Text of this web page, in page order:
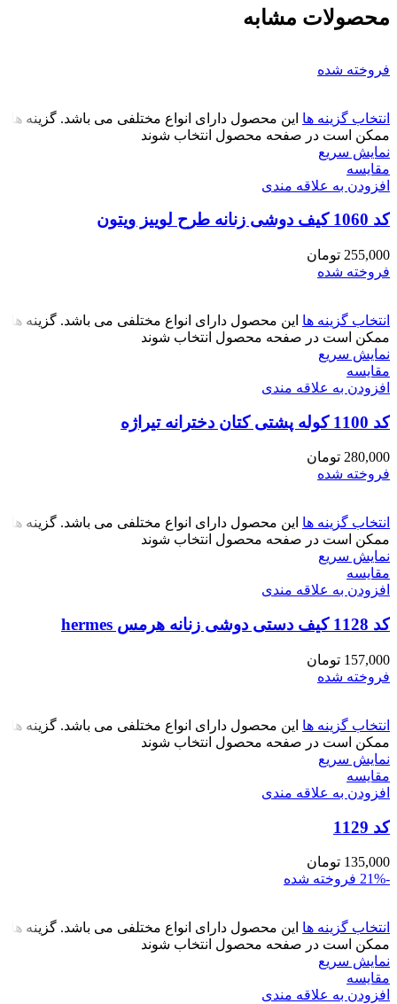
محصولات مشابه
فروخته شده
انتخاب گزینه ها این محصول دارای انواع مختلفی می باشد. گزینه ها
ممکن است در صفحه محصول انتخاب شوند
نمایش سریع
مقايسه
افزودن به علاقه مندی
کد 1060 کیف دوشی زنانه طرح لوییز ویتون
255,000 تومان
فروخته شده
انتخاب گزینه ها این محصول دارای انواع مختلفی می باشد. گزینه ها
ممکن است در صفحه محصول انتخاب شوند
نمایش سریع
مقايسه
افزودن به علاقه مندی
کد 1100 کوله پشتی کتان دخترانه تیراژه
280,000 تومان
فروخته شده
انتخاب گزینه ها این محصول دارای انواع مختلفی می باشد. گزینه ها
ممکن است در صفحه محصول انتخاب شوند
نمایش سریع
مقايسه
افزودن به علاقه مندی
کد 1128 کیف دستی دوشی زنانه هرمس hermes
157,000 تومان
فروخته شده
انتخاب گزینه ها این محصول دارای انواع مختلفی می باشد. گزینه ها
ممکن است در صفحه محصول انتخاب شوند
نمایش سریع
مقايسه
افزودن به علاقه مندی
کد 1129
135,000 تومان
-21%
فروخته شده
انتخاب گزینه ها این محصول دارای انواع مختلفی می باشد. گزینه ها
ممکن است در صفحه محصول انتخاب شوند
نمایش سریع
مقايسه
افزودن به علاقه مندی